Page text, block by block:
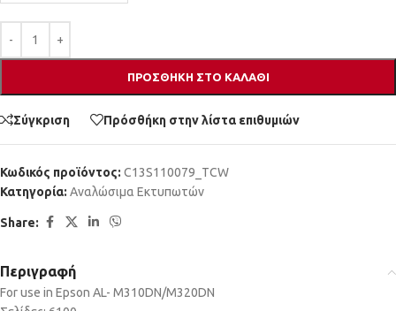
ΠΡΟΣΘΉΚΗ ΣΤΟ ΚΑΛΆΘΙ
Σύγκριση Πρόσθήκη στην λίστα επιθυμιών
Κωδικός προϊόντος: C13S110079_TCW
Κατηγορία: Αναλώσιμα Εκτυπωτών
Share:
Περιγραφή
For use in Epson AL- M310DN/M320DN